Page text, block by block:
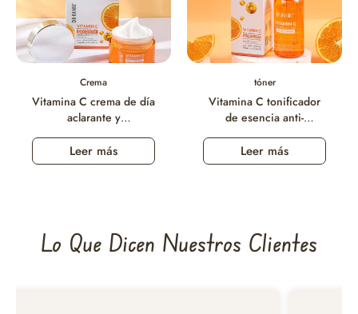
Crema
Vitamina C crema de día
aclarante y
Leer más
tóner
Vitamina C tonificador
de esencia anti-
Leer más
Lo Que Dicen Nuestros Clientes